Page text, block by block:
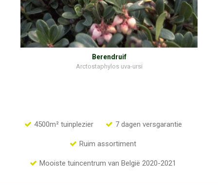
Berendruif
Arctostaphylos uva-ursi
4500m² tuinplezier 7 dagen versgarantie
Ruim assortiment
Mooiste tuincentrum van België 2020-2021